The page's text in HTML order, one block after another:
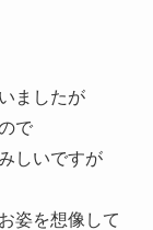
ましたが
で
しいですが
姿を想像して